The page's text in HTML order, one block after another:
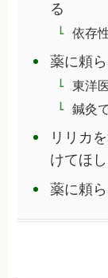
る
依存
薬に頼
東洋
鍼灸
リリカ
けてほ
薬に頼